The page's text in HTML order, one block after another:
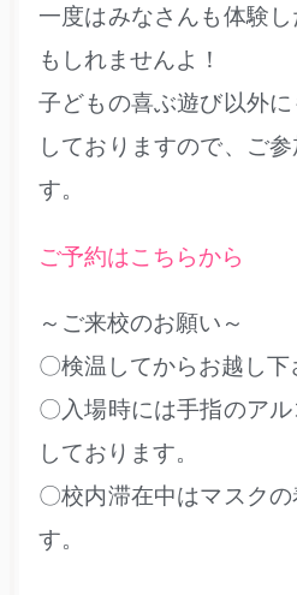
一度はみなさんも体験
もしれませんよ！
子どもの喜ぶ遊び以外
しておりますので、ご
す。
ご予約はこちらから
～ご来校のお願い～
〇検温してからお越し下
〇入場時には手指のア
しております。
〇校内滞在中はマスク
す。